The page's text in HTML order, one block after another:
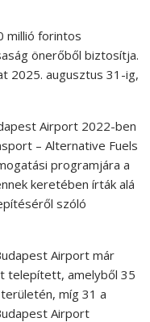
millió forintos
önerőből biztosítja.
2025. augusztus 31-ig,
Airport 2022-ben
– Alternative Fuels
programjára a
keretében írták alá
szóló
Airport már
telepített, amelyből 35
míg 31 a
Airport